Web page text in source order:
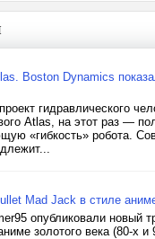
Boston Dynamics
гидравлического
Atlas, на этот раз —
«гибкость» робота.
Mad Jack в стиле
опубликовали новый
золотого века (80-х